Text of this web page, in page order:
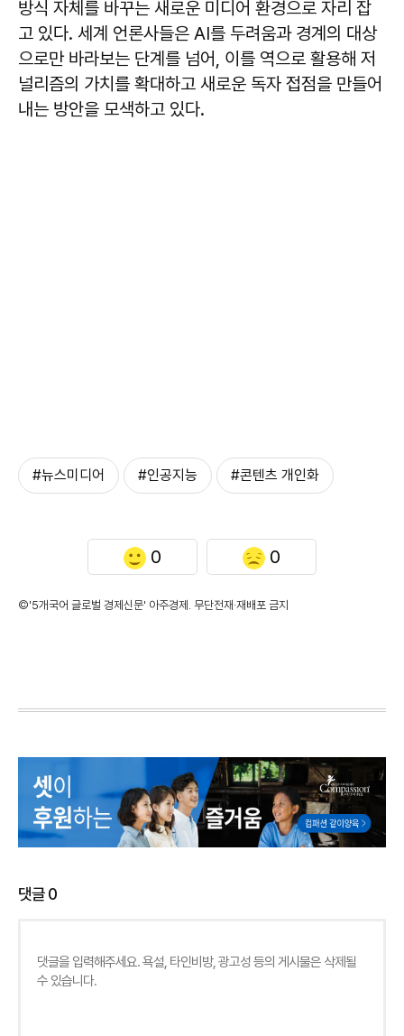
방식 자체를 바꾸는 새로운 미디어 환경으로 자리 잡
고 있다. 세계 언론사들은 AI를 두려움과 경계의 대상
으로만 바라보는 단계를 넘어, 이를 역으로 활용해 저
널리즘의 가치를 확대하고 새로운 독자 접점을 만들어
내는 방안을 모색하고 있다.
#뉴스미디어 #인공지능 #콘텐츠 개인화
0 0
©'5개국어 글로벌 경제신문' 아주경제. 무단전재·재배포 금지
댓글0